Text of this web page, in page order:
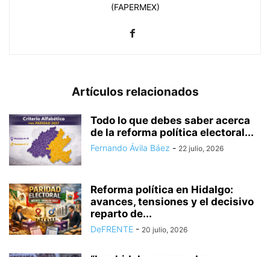
(FAPERMEX)
Artículos relacionados
Todo lo que debes saber acerca
de la reforma política electoral...
Fernando Ávila Báez - 22 julio, 2026
Reforma política en Hidalgo:
avances, tensiones y el decisivo
reparto de...
DeFRENTE - 20 julio, 2026